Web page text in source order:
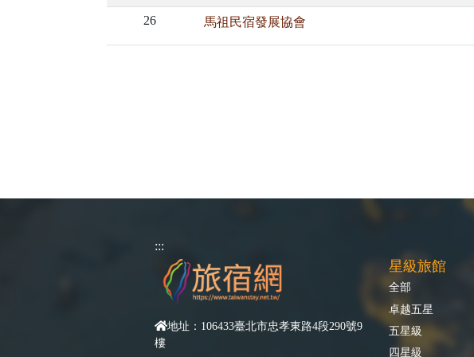
26 馬祖民宿發展協會
:::
地址：106433臺北市忠孝東路4段290號9
樓
星級旅館
全部
卓越五星
五星級
四星級